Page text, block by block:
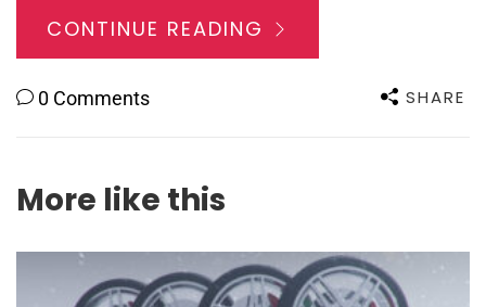
CONTINUE READING
0 Comments SHARE
More like this